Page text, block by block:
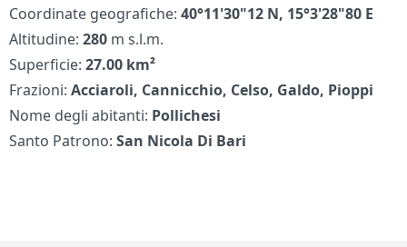
Coordinate geografiche:40°11'30"12 N, 15°3'28"80 E
Altitudine:280 m s.l.m.
Superficie:27.00 km²
Frazioni:Acciaroli, Cannicchio, Celso, Galdo, Pioppi
Nome degli abitanti: Pollichesi
Santo Patrono:San Nicola Di Bari